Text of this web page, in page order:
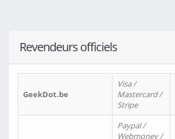
Revendeurs officiels
GeekDot.be
Visa /
Mastercard /
Stripe
Paypal /
Webmoney /